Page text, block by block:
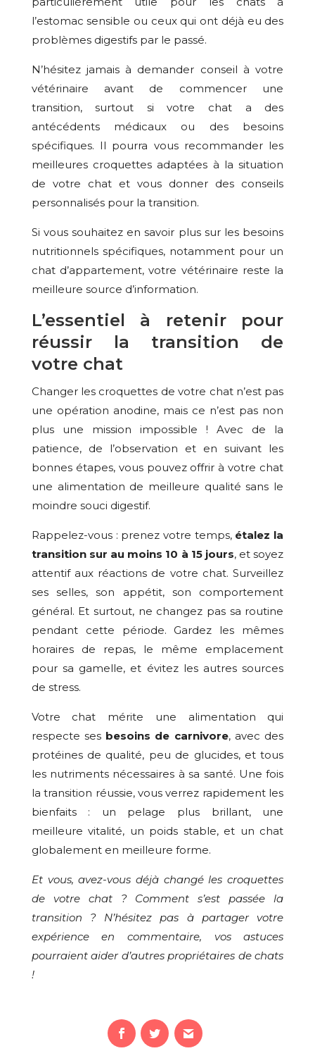
l’estomac sensible ou ceux qui ont déjà eu des
problèmes digestifs par le passé.
N’hésitez jamais à demander conseil à votre
vétérinaire avant de commencer une
transition, surtout si votre chat a des
antécédents médicaux ou des besoins
spécifiques. Il pourra vous recommander les
meilleures croquettes adaptées à la situation
de votre chat et vous donner des conseils
personnalisés pour la transition.
Si vous souhaitez en savoir plus sur les besoins
nutritionnels spécifiques, notamment pour un
chat d’appartement, votre vétérinaire reste la
meilleure source d’information.
L’essentiel à retenir pour
réussir la transition de
votre chat
Changer les croquettes de votre chat n’est pas
une opération anodine, mais ce n’est pas non
plus une mission impossible ! Avec de la
patience, de l’observation et en suivant les
bonnes étapes, vous pouvez offrir à votre chat
une alimentation de meilleure qualité sans le
moindre souci digestif.
Rappelez-vous : prenez votre temps, étalez la
transition sur au moins 10 à 15 jours, et soyez
attentif aux réactions de votre chat. Surveillez
ses selles, son appétit, son comportement
général. Et surtout, ne changez pas sa routine
pendant cette période. Gardez les mêmes
horaires de repas, le même emplacement
pour sa gamelle, et évitez les autres sources
de stress.
Votre chat mérite une alimentation qui
respecte ses besoins de carnivore, avec des
protéines de qualité, peu de glucides, et tous
les nutriments nécessaires à sa santé. Une fois
la transition réussie, vous verrez rapidement les
bienfaits : un pelage plus brillant, une
meilleure vitalité, un poids stable, et un chat
globalement en meilleure forme.
Et vous, avez-vous déjà changé les croquettes
de votre chat ? Comment s’est passée la
transition ? N’hésitez pas à partager votre
expérience en commentaire, vos astuces
pourraient aider d’autres propriétaires de chats
!